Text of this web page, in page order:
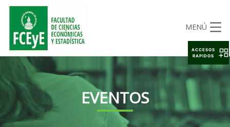
MENÚ
EVENTOS
ACCESOS
RAPIDOS